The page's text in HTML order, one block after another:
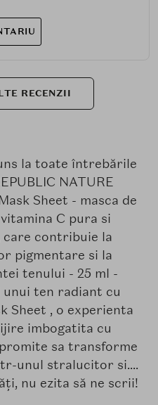
RECENZII
la toate întrebările
NATURE
Sheet - masca de
C pura si
contribuie la
pigmentare si la
tenului - 25 ml -
ten radiant cu
Sheet , o experienta
imbogatita cu
sa transforme
unul stralucitor si....
nu ezita să ne scrii!